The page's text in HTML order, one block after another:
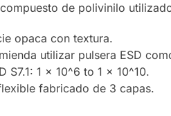
de polivinilo
opaca con textura.
utilizar pulsera ESD
S7.1: 1 x 10^6 to 1 x 10^10.
fabricado de 3 capas.